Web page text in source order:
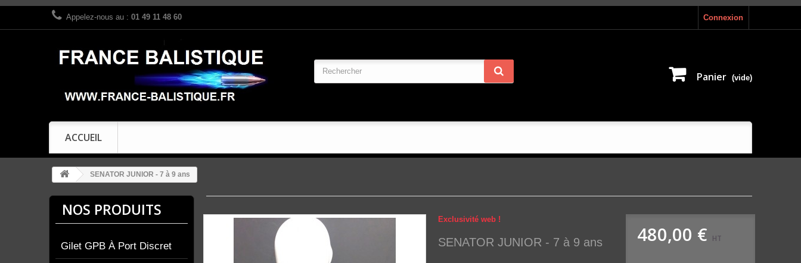
Connexion
Appelez-nous au : 01 49 11 48 60
Panier (vide)
ACCUEIL
SENATOR JUNIOR - 7 à 9 ans
NOS PRODUITS
Gilet GPB À Port Discret
Exclusivité web !
SENATOR JUNIOR - 7 à 9 ans 480,00 € HT